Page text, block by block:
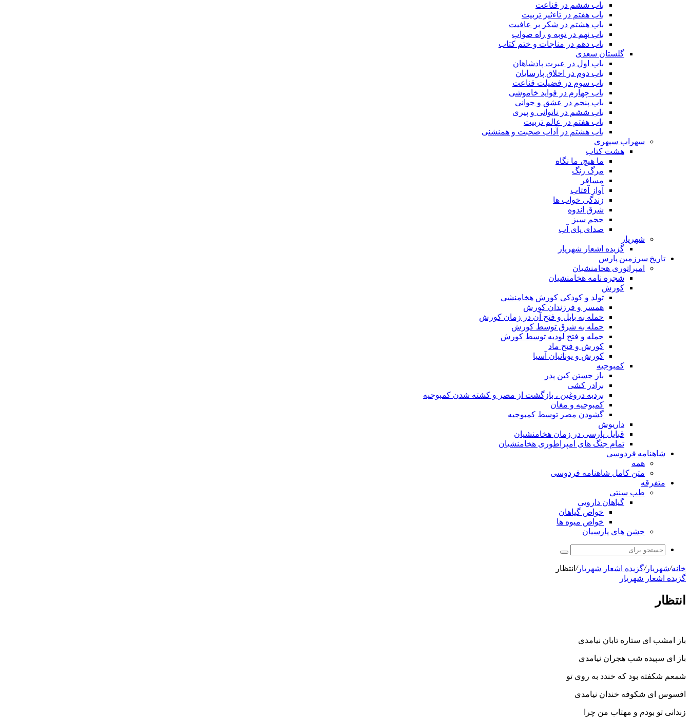
باب ششم در قناعت
باب هفتم در تاءثیر تربیت
باب هشتم در شکر بر عافیت
باب نهم در توبه و راه صواب
باب دهم در مناجات و ختم کتاب
گلستان سعدی
باب اول در عبرت پادشاهان
باب دوم در اخلاق پارسایان
باب سوم در فضیلت قناعت
باب چهارم در فواید خاموشى
باب پنجم در عشق و جوانى
باب ششم در ناتوانى و پیرى
باب هفتم در عالم تربیت
باب هشتم در آداب صحبت و همنشنى
سهراب سپهری
هشت کتاب
ما هیچ، ما نگاه
مرگ رنگ
مسافر
آواز آفتاب
زندگی خواب ها
شرق اندوه
حجم سبز
صدای پای آب
شهریار
گزیده اشعار شهریار
تاریخ سرزمین پارس
امپراتوری هخامنشیان
شجره نامه هخامنشیان
کورش
تولد و کودکی کورش هخامنشی
همسر و فرزندان کورش
حمله به بابل و فتح آن در زمان کورش
حمله به شرق توسط کورش
حمله و فتح لودیه توسط کورش
کورش و فتح ماد
کورش و یونانیان آسیا
کمبوجیه
باز جستن کین پدر
برادر کشی
بردیه دروغین ، بازگشت از مصر و کشته شدن کمبوجیه
کمبوجیه و مغان
گشودن مصر توسط کمبوجیه
داریوش
قبایل پارسی در زمان هخامنشیان
تمام جنگ های امپراطوری هخامنشیان
شاهنامه فردوسی
همه
متن کامل شاهنامه فردوسی
متفرقه
طب سنتی
گیاهان دارویی
خواص گیاهان
خواص میوه ها
جشن های پارسیان
جستجو
برای
خانه/شهریار/گزیده اشعار شهریار/ انتظار
گزیده اشعار شهریار
انتظار
باز امشب ای ستاره تابان نیامدی
باز ای سپیده شب هجران نیامدی
شمعم شکفته بود که خندد به روی تو
افسوس ای شکوفه خندان نیامدی
زندانی تو بودم و مهتاب من چرا